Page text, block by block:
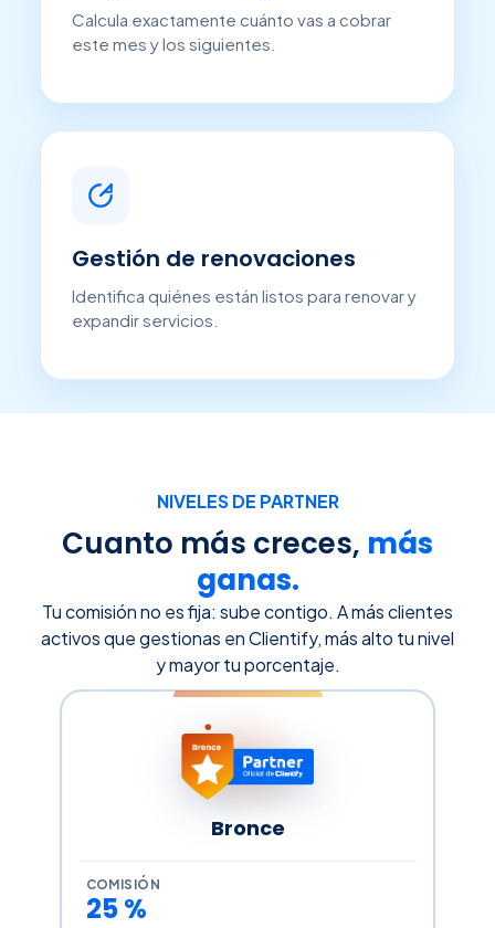
Calcula exactamente cuánto vas a cobrar
este mes y los siguientes.
Gestión de renovaciones
Identifica quiénes están listos para renovar y
expandir servicios.
NIVELES DE PARTNER
Cuanto más creces, más
ganas.
Tu comisión no es fija: sube contigo. A más clientes
activos que gestionas en Clientify, más alto tu nivel
y mayor tu porcentaje.
Bronce
COMISIÓN
25 %